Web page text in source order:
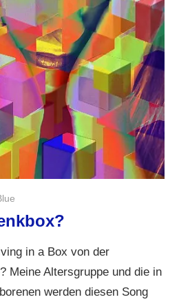
in a Box von der
Meine Altersgruppe und die in
werden diesen Song